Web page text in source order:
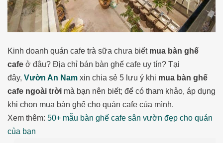
Kinh doanh quán cafe trà sữa chưa biết mua bàn ghế
cafe ở đâu? Địa chỉ bán bàn ghế cafe uy tín? Tại
đây, Vườn An Nam xin chia sẻ 5 lưu ý khi mua bàn ghế
cafe ngoài trời mà bạn nên biết; để có tham khảo, áp dụng
khi chọn mua bàn ghế cho quán cafe của mình.
Xem thêm: 50+ mẫu bàn ghế cafe sân vườn đẹp cho quán
của bạn